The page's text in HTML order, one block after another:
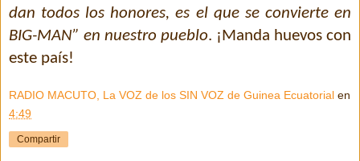
dan todos los honores, es el que se convierte en
BIG-MAN” en nuestro pueblo. ¡Manda huevos con
este país!
RADIO MACUTO, La VOZ de los SIN VOZ de Guinea Ecuatorial en
4:49
Compartir